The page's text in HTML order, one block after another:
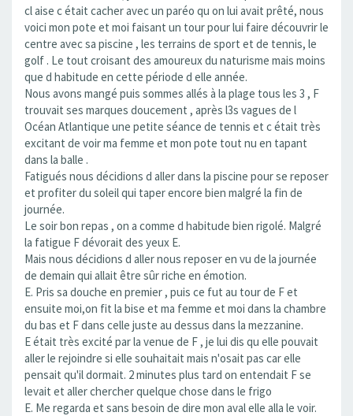
cl aise c était cacher avec un paréo qu on lui avait prêté, nous
voici mon pote et moi faisant un tour pour lui faire découvrir le
centre avec sa piscine , les terrains de sport et de tennis, le
golf . Le tout croisant des amoureux du naturisme mais moins
que d habitude en cette période d elle année.
Nous avons mangé puis sommes allés à la plage tous les 3 , F
trouvait ses marques doucement , après l3s vagues de l
Océan Atlantique une petite séance de tennis et c était très
excitant de voir ma femme et mon pote tout nu en tapant
dans la balle .
Fatigués nous décidions d aller dans la piscine pour se reposer
et profiter du soleil qui taper encore bien malgré la fin de
journée.
Le soir bon repas , on a comme d habitude bien rigolé. Malgré
la fatigue F dévorait des yeux E.
Mais nous décidions d aller nous reposer en vu de la journée
de demain qui allait être sûr riche en émotion.
E. Pris sa douche en premier , puis ce fut au tour de F et
ensuite moi,on fit la bise et ma femme et moi dans la chambre
du bas et F dans celle juste au dessus dans la mezzanine.
E était très excité par la venue de F , je lui dis qu elle pouvait
aller le rejoindre si elle souhaitait mais n'osait pas car elle
pensait qu'il dormait. 2 minutes plus tard on entendait F se
levait et aller chercher quelque chose dans le frigo
E. Me regarda et sans besoin de dire mon aval elle alla le voir.